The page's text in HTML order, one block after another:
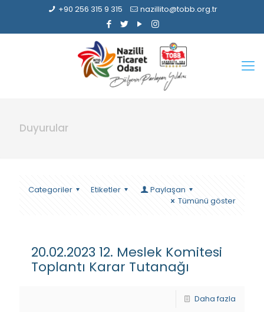
+90 256 315 9 315 nazillito@tobb.org.tr
Duyurular
Categoriler Etiketler
Paylaşan
Tümünü göster
20.02.2023 12. Meslek Komitesi
Toplantı Karar Tutanağı
Daha fazla